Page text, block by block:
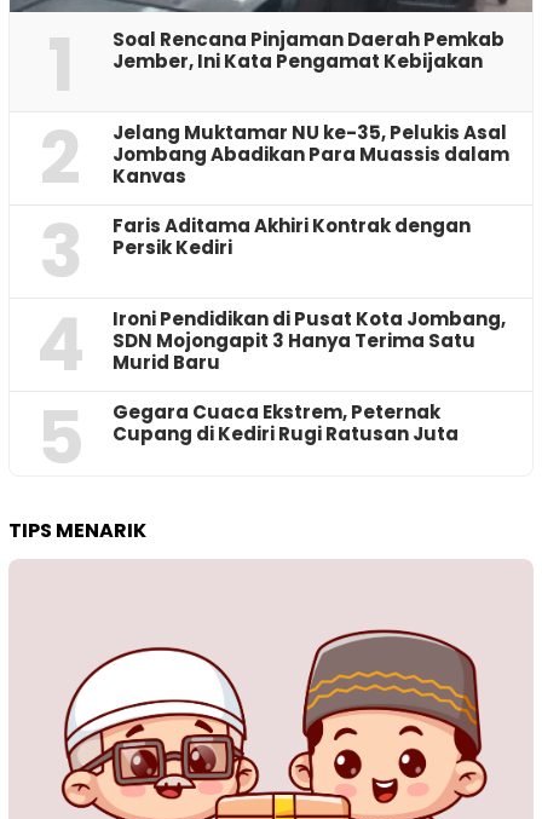
1
‎Soal Rencana Pinjaman Daerah Pemkab
Jember, Ini Kata Pengamat Kebijakan ‎
2
Jelang Muktamar NU ke-35, Pelukis Asal
Jombang Abadikan Para Muassis dalam
Kanvas
3
Faris Aditama Akhiri Kontrak dengan
Persik Kediri
4
Ironi Pendidikan di Pusat Kota Jombang,
SDN Mojongapit 3 Hanya Terima Satu
Murid Baru
5
‎Gegara Cuaca Ekstrem, Peternak
Cupang di Kediri Rugi Ratusan Juta
TIPS MENARIK